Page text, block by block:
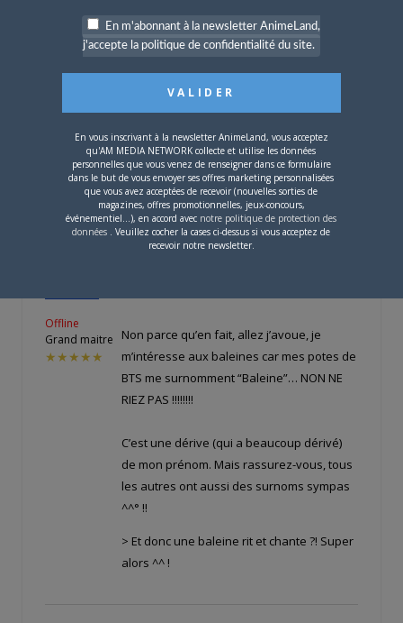
Je confirme, l’expression “rire comme une
baleine” existe. “Chanter comme une
baleine” se trouve dans un album de
avait détourné l’expression parce qu’il
“avait tant envie de dessiner une
baleine”…
Offline
Grand maitre
★★★★★
Non parce qu’en fait, allez j’avoue, je
m’intéresse aux baleines car mes potes de
BTS me surnomment “Baleine”… NON NE
RIEZ PAS !!!!!!!!
C’est une dérive (qui a beaucoup dérivé)
de mon prénom. Mais rassurez-vous, tous
les autres ont aussi des surnoms sympas
^^° !!
> Et donc une baleine rit et chante ?! Super
alors ^^ !
En m'abonnant à la newsletter AnimeLand,
j'accepte la politique de confidentialité du site.
En vous inscrivant à la newsletter AnimeLand, vous acceptez
qu'AM MEDIA NETWORK collecte et utilise les données
personnelles que vous venez de renseigner dans ce formulaire
dans le but de vous envoyer ses offres marketing personnalisées
que vous avez acceptées de recevoir (nouvelles sorties de
magazines, offres promotionnelles, jeux-concours,
événementiel...), en accord avec notre politique de protection des
données . Veuillez cocher la cases ci-dessus si vous acceptez de
recevoir notre newsletter.